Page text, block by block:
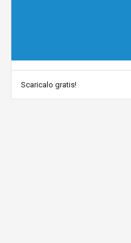
Scaricalo gratis!